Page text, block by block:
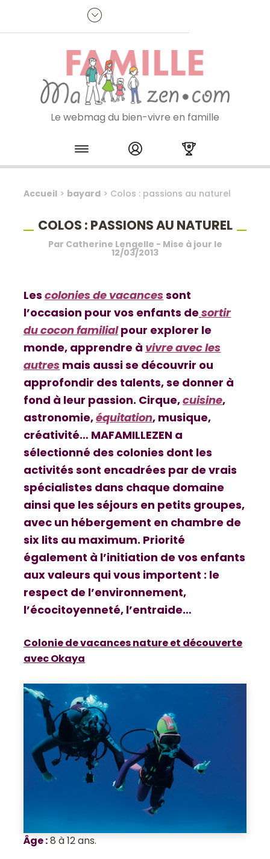
Je m'inscris à la newsletter
Le webmag du bien-vivre en famille
Skip to content
Accueil > bayard > Colos : passions au naturel
COLOS : PASSIONS AU NATUREL
Par Catherine Lengelle - Mise à jour le
12/03/2013
Lescolonies de vacancessont
l’occasion pour vos enfants de sortir
du cocon familialpour explorer le
monde, apprendre à vivre avec les
autres mais aussi se découvrir ou
approfondir des talents, se donner à
fond à leur passion. Cirque,cuisine,
astronomie,équitation, musique,
créativité… MAFAMILLEZEN a
sélectionné des colonies dont les
activités sont encadrées par de vrais
spécialistes dans chaque domaine
ainsi que les séjours en petits groupes,
avec un hébergement en chambre de
six lits au maximum. Priorité
également à l’initiation de vos enfants
aux valeurs qui vous importent : le
respect de l’environnement,
l’écocitoyenneté, l’entraide…
Colonie de vacances nature et découverte
avec Okaya
Âge:8 à 12 ans.
Panneau de gestion des cookies